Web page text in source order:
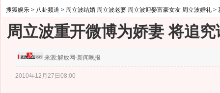
搜狐娱乐 > 八卦频道 > 周立波结婚 周立波老婆 周立波迎娶富豪女友 周立波婚礼 >
周立波重开微博为娇妻 将追
来源:解放网-新闻晚报
2010年12月27日08:00